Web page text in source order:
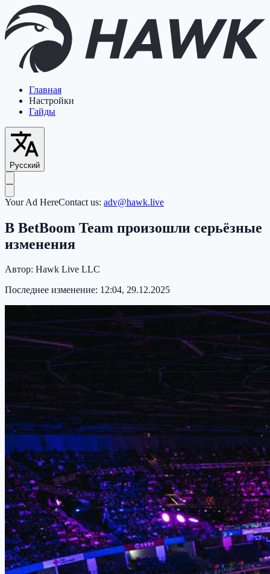
Главная
Настройки
Гайды
Русский
Your Ad HereContact us: adv@hawk.live
В BetBoom Team произошли серьёзные
изменения
Автор: Hawk Live LLC
Последнее изменение: 12:04, 29.12.2025